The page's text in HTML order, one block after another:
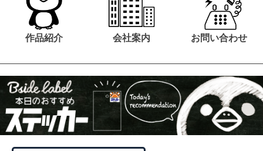
作品紹介 会社案内 お問い合わせ